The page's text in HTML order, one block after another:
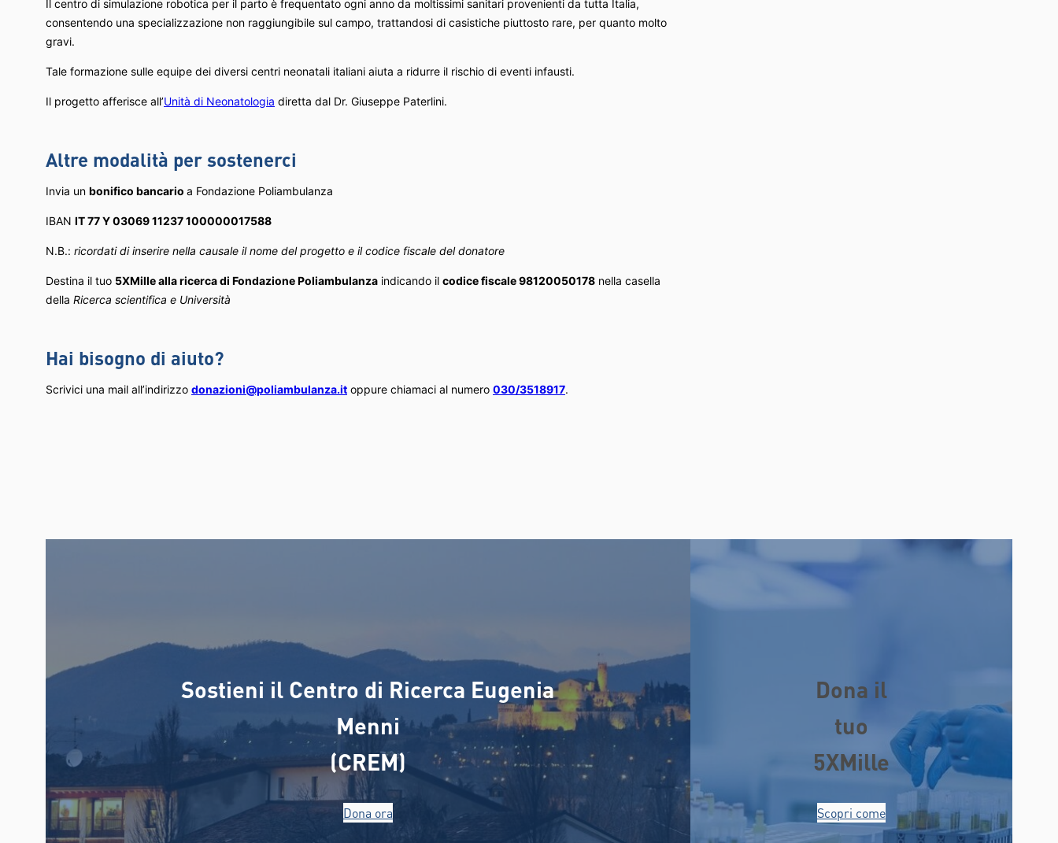
Il centro di simulazione robotica per il parto è frequentato ogni anno da moltissimi sanitari provenienti da tutta Italia,
consentendo una specializzazione non raggiungibile sul campo, trattandosi di casistiche piuttosto rare, per quanto molto
gravi.
Tale formazione sulle equipe dei diversi centri neonatali italiani aiuta a ridurre il rischio di eventi infausti.
Il progetto afferisce all’Unità di Neonatologia diretta dal Dr. Giuseppe Paterlini.
Altre modalità per sostenerci
Invia un bonifico bancario a Fondazione Poliambulanza
IBAN IT 77 Y 03069 11237 100000017588
N.B.: ricordati di inserire nella causale il nome del progetto e il codice fiscale del donatore
Destina il tuo 5XMille alla ricerca di Fondazione Poliambulanza indicando il codice fiscale 98120050178 nella casella
della Ricerca scientifica e Università
Hai bisogno di aiuto?
Scrivici una mail all’indirizzo donazioni@poliambulanza.it oppure chiamaci al numero 030/3518917.
Sostieni il Centro di Ricerca Eugenia
Menni
(CREM)
Dona ora
Dona il
tuo
5XMille
Scopri come